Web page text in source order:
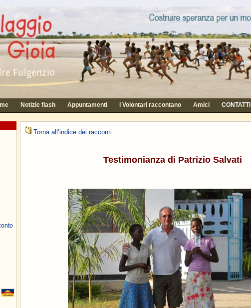
Notizie flash Appuntamenti I Volontari raccontano Amici CONTATTI
Torna all’indice dei racconti
Testimonianza di Patrizio Salvati